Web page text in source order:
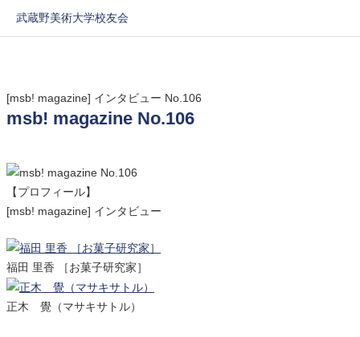
武蔵野美術大学校友会
[msb! magazine] インタビュー No.106
msb! magazine No.106
【プロフィール】
[msb! magazine] インタビュー
福田 里香 ［お菓子研究家］
正木 覺（マサキサトル）